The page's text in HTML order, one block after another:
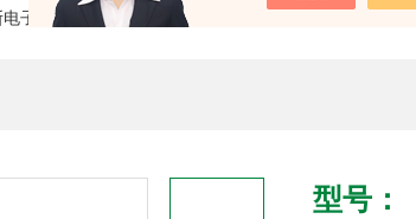
子天平 > 德国赛多利斯电子天平Secura313-1CN 1mg
型号：